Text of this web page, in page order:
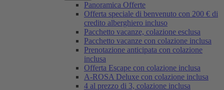
Panoramica Offerte
Offerta speciale di benvenuto con 200 € di
credito alberghiero incluso
Pacchetto vacanze, colazione esclusa
Pacchetto vacanze con colazione inclusa
Prenotazione anticipata con colazione
inclusa
Offerta Escape con colazione inclusa
A-ROSA Deluxe con colazione inclusa
4 al prezzo di 3, colazione inclusa